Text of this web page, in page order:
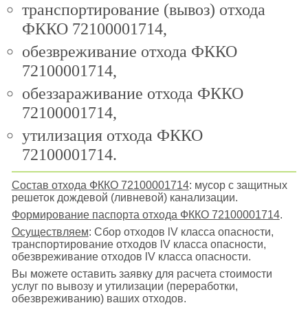
транспортирование (вывоз) отхода
ФККО 72100001714,
обезвреживание отхода ФККО
72100001714,
обеззараживание отхода ФККО
72100001714,
утилизация отхода ФККО
72100001714.
Состав отхода ФККО 72100001714: мусор с защитных
решеток дождевой (ливневой) канализации.
Формирование паспорта отхода ФККО 72100001714.
Осуществляем: Сбор отходов lV класса опасности,
транспортирование отходов lV класса опасности,
обезвреживание отходов lV класса опасности.
Вы можете оставить заявку для расчета стоимости
услуг по вывозу и утилизации (переработки,
обезвреживанию) ваших отходов.